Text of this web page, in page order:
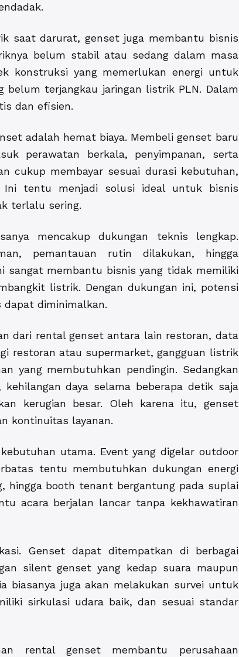
saat darurat, genset juga membantu bisnis
belum stabil atau sedang dalam masa
konstruksi yang memerlukan energi untuk
belum terjangkau jaringan listrik PLN. Dalam
dan efisien.
adalah hemat biaya. Membeli genset baru
perawatan berkala, penyimpanan, serta
cukup membayar sesuai durasi kebutuhan,
Ini tentu menjadi solusi ideal untuk bisnis
terlalu sering.
mencakup dukungan teknis lengkap.
pemantauan rutin dilakukan, hingga
sangat membantu bisnis yang tidak memiliki
listrik. Dengan dukungan ini, potensi
diminimalkan.
dari rental genset antara lain restoran, data
restoran atau supermarket, gangguan listrik
yang membutuhkan pendingin. Sedangkan
daya selama beberapa detik saja
kerugian besar. Oleh karena itu, genset
kontinuitas layanan.
utama. Event yang digelar outdoor
tentu membutuhkan dukungan energi
hingga booth tenant bergantung pada suplai
acara berjalan lancar tanpa kekhawatiran
Genset dapat ditempatkan di berbagai
silent genset yang kedap suara maupun
biasanya juga akan melakukan survei untuk
sirkulasi udara baik, dan sesuai standar
rental genset membantu perusahaan